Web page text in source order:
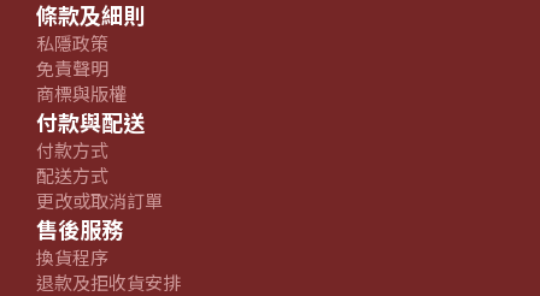
條款及細則
私隱政策
免責聲明
商標與版權
付款與配送
付款方式
配送方式
更改或取消訂單
售後服務
換貨程序
退款及拒收貨安排